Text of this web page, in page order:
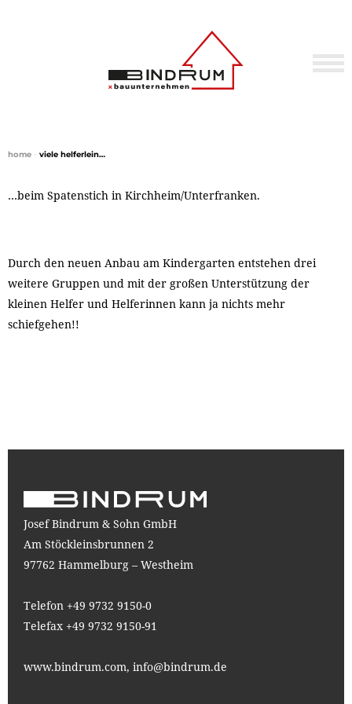
home viele helferlein…
…beim Spatenstich in Kirchheim/Unterfranken.
Durch den neuen Anbau am Kindergarten entstehen drei
weitere Gruppen und mit der großen Unterstützung der
kleinen Helfer und Helferinnen kann ja nichts mehr
schiefgehen!!
Josef Bindrum & Sohn GmbH
Am Stöckleinsbrunnen 2
97762 Hammelburg – Westheim
Telefon +49 9732 9150-0
Telefax +49 9732 9150-91
www.bindrum.com, info@bindrum.de